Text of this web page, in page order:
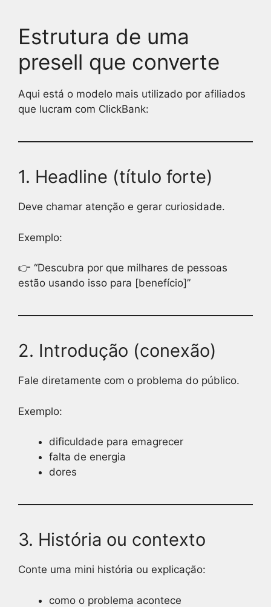
Estrutura de uma
presell que converte
Aqui está o modelo mais utilizado por afiliados
que lucram com ClickBank:
1. Headline (título forte)
Deve chamar atenção e gerar curiosidade.
Exemplo:
👉 “Descubra por que milhares de pessoas
estão usando isso para [benefício]”
2. Introdução (conexão)
Fale diretamente com o problema do público.
Exemplo:
dificuldade para emagrecer
falta de energia
dores
3. História ou contexto
Conte uma mini história ou explicação:
como o problema acontece